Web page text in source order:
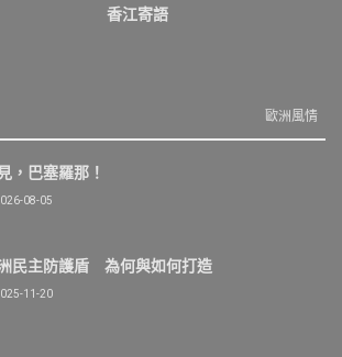
香江寄語
歐洲風情
，巴塞羅那！
08-05
民主防護盾 為何與如何打造
11-20